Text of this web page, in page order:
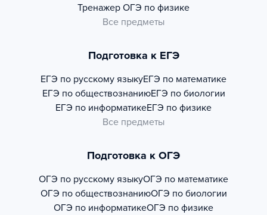
Тренажер ОГЭ по физике
Все предметы
Подготовка к ЕГЭ
ЕГЭ по русскому языкуЕГЭ по математике
ЕГЭ по обществознаниюЕГЭ по биологии
ЕГЭ по информатикеЕГЭ по физике
Все предметы
Подготовка к ОГЭ
ОГЭ по русскому языкуОГЭ по математике
ОГЭ по обществознаниюОГЭ по биологии
ОГЭ по информатикеОГЭ по физике